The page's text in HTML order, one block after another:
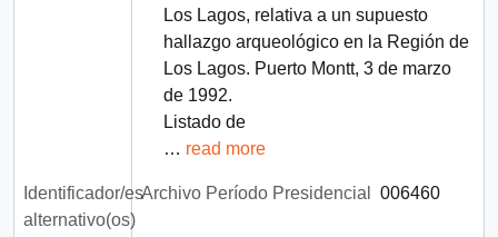
Los Lagos, relativa a un supuesto
hallazgo arqueológico en la Región de
Los Lagos. Puerto Montt, 3 de marzo
de 1992.
Listado de
… read more
Identificador/es
alternativo(os)
Archivo Período Presidencial 006460